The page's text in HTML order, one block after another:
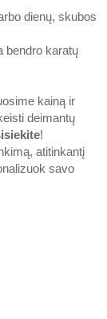
dienų, skubos
bendro karatų
kainą ir
deimantų
!
atitinkantį
savo